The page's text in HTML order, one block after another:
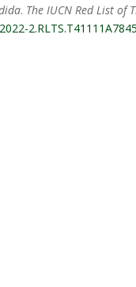
. The IUCN Red List of